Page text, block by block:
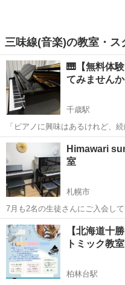
三味線(音楽)の教室・
🎹【無料体
てみませんか
千歳駅
「ピアノに興味はあるけれど、
ずは無料体験レッスンから始めてみませんか？
りのペースを大切にしながら、
す。 🎵 初めてピアノに触れるお...
北海道 千歳市
Himawari
室
札幌市
7月も2名の生徒さんにご入会し
ます。 またこの時期は、中学校
さんも短期で、レッスンに来て
伴奏や保育士試験の課題曲など、
北海道 札幌市 ピアノ
【北海道十
トミック教室
柏林台駅